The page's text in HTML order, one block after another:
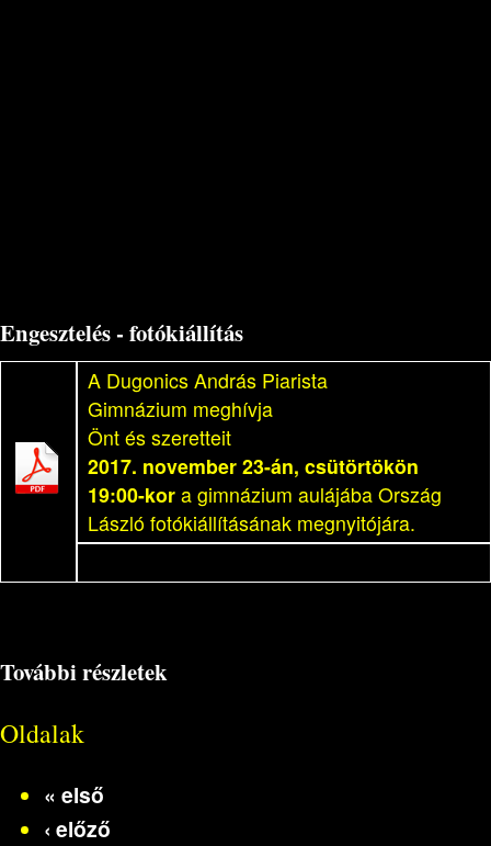
Engesztelés - fotókiállítás
A Dugonics András Piarista
Gimnázium meghívja
Önt és szeretteit
2017. november 23-án, csütörtökön
19:00-kor a gimnázium aulájába Ország
László fotókiállításának megnyitójára.
További részletek
Oldalak
« első
‹ előző